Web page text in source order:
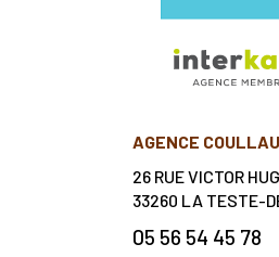
AGENCE
26 RUE VICTOR
33260 LA TESTE-
05 56 54 45 78